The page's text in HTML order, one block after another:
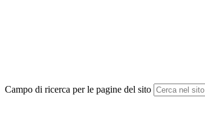
Campo di ricerca per le pagine del sito